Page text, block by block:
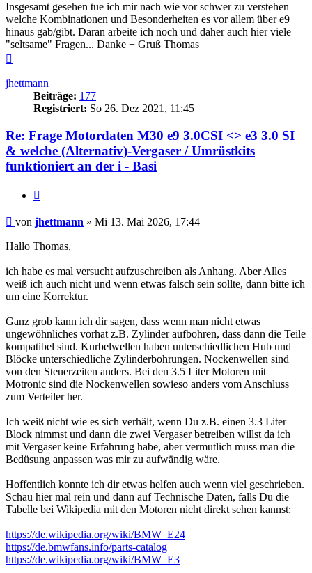
Insgesamt gesehen tue ich mir nach wie vor schwer zu verstehen
welche Kombinationen und Besonderheiten es vor allem über e9
hinaus gab/gibt. Daran arbeite ich noch und daher auch hier viele
"seltsame" Fragen... Danke + Gruß Thomas
jhettmann
Beiträge: 177
Registriert: So 26. Dez 2021, 11:45
Re: Frage Motordaten M30 e9 3.0CSI <> e3 3.0 SI
& welche (Alternativ)-Vergaser / Umrüstkits
funktioniert an der i - Basi
Beitrag
von jhettmann » Mi 13. Mai 2026, 17:44
Hallo Thomas,
ich habe es mal versucht aufzuschreiben als Anhang. Aber Alles
weiß ich auch nicht und wenn etwas falsch sein sollte, dann bitte ich
um eine Korrektur.
Ganz grob kann ich dir sagen, dass wenn man nicht etwas
ungewöhnliches vorhat z.B. Zylinder aufbohren, dass dann die Teile
kompatibel sind. Kurbelwellen haben unterschiedlichen Hub und
Blöcke unterschiedliche Zylinderbohrungen. Nockenwellen sind
von den Steuerzeiten anders. Bei den 3.5 Liter Motoren mit
Motronic sind die Nockenwellen sowieso anders vom Anschluss
zum Verteiler her.
Ich weiß nicht wie es sich verhält, wenn Du z.B. einen 3.3 Liter
Block nimmst und dann die zwei Vergaser betreiben willst da ich
mit Vergaser keine Erfahrung habe, aber vermutlich muss man die
Bedüsung anpassen was mir zu aufwändig wäre.
Hoffentlich konnte ich dir etwas helfen auch wenn viel geschrieben.
Schau hier mal rein und dann auf Technische Daten, falls Du die
Tabelle bei Wikipedia mit den Motoren nicht direkt sehen kannst:
https://de.wikipedia.org/wiki/BMW_E24
https://de.bmwfans.info/parts-catalog
https://de.wikipedia.org/wiki/BMW_E3